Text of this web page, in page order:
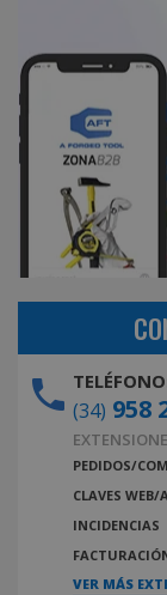
(34) 958
PEDIDOS/
CLAVES WEB/
INCIDENCIAS
VER MÁS